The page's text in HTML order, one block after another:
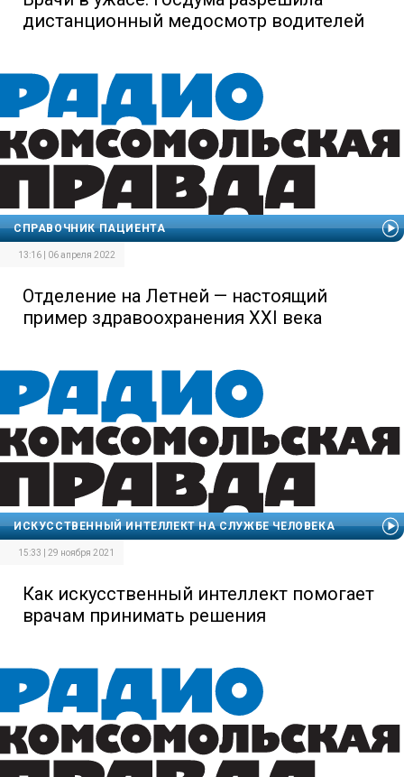
дистанционный медосмотр водителей
СПРАВОЧНИК ПАЦИЕНТА
13:16 | 06 апреля 2022
Отделение на Летней — настоящий
пример здравоохранения XXI века
ИСКУССТВЕННЫЙ ИНТЕЛЛЕКТ НА СЛУЖБЕ ЧЕЛОВЕКА
15:33 | 29 ноября 2021
Как искусственный интеллект помогает
врачам принимать решения